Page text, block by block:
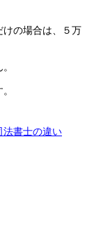
けの場合は、５万
法書士の違い